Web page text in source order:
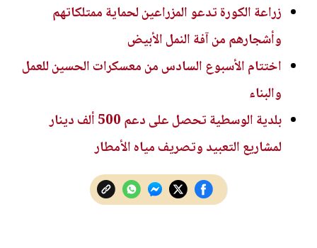
زراعة الكورة تدعو المزراعين لحماية ممتلكاتهم
وأشجارهم من آفة النمل الأبيض
اختتام الأسبوع السادس من معسكرات الحسين للعمل
والبناء
بلدية الوسطية تحصل على دعم 500 ألف دينار
لمشاريع التعبيد وتصريف مياه الأمطار